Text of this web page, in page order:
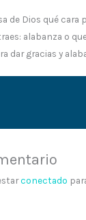
de Dios qué
alabanza o
dar gracias y
conectado